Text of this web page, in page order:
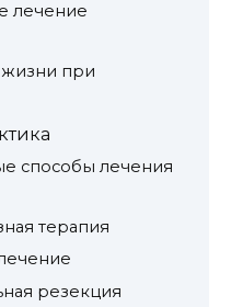
лечение
жизни при
способы лечения
терапия
резекция